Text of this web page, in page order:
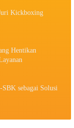
Kickboxing
Hentikan
sebagai Solusi